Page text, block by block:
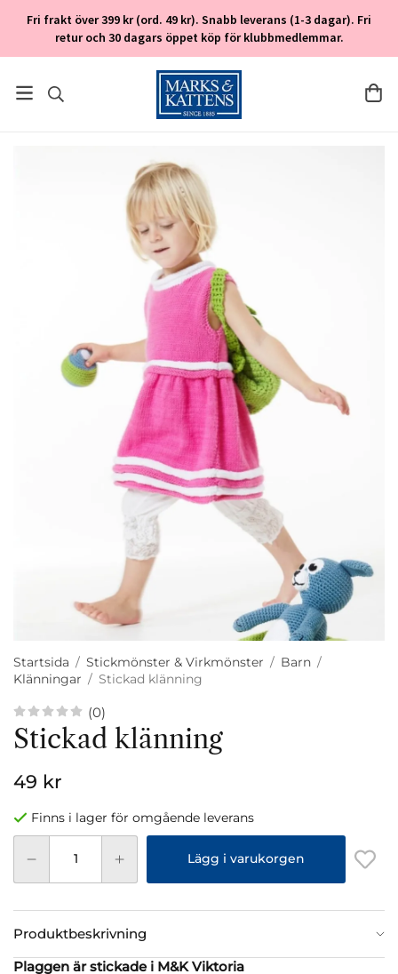
Fri frakt över 399 kr (ord. 49 kr). Snabb leverans (1-3 dagar). Fri
retur och 30 dagars öppet köp för klubbmedlemmar.
Startsida / Stickmönster & Virkmönster / Barn /
Klänningar / Stickad klänning
(0)
Stickad klänning
49 kr
Finns i lager för omgående leverans
Lägg i varukorgen
Produktbeskrivning
Plaggen är stickade i M&K Viktoria